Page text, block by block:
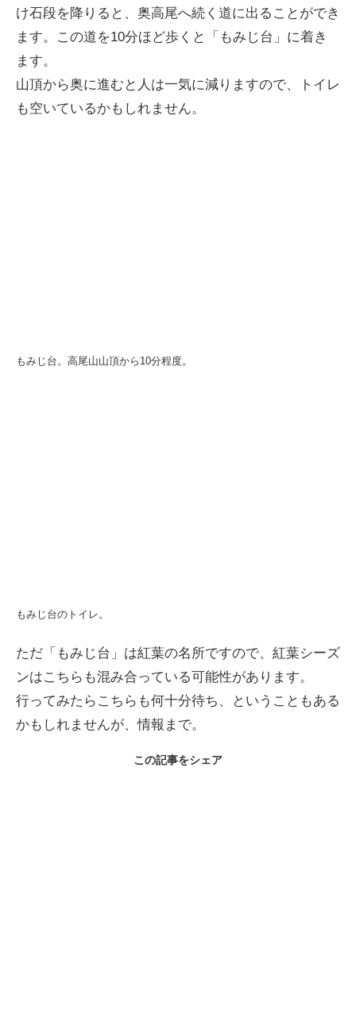
け石段を降りると、奥高尾へ続く道に出ることができ
ます。この道を10分ほど歩くと「もみじ台」に着き
ます。
山頂から奥に進むと人は一気に減りますので、トイレ
も空いているかもしれません。
もみじ台。高尾山山頂から10分程度。
もみじ台のトイレ。
ただ「もみじ台」は紅葉の名所ですので、紅葉シーズ
ンはこちらも混み合っている可能性があります。
行ってみたらこちらも何十分待ち、ということもある
かもしれませんが、情報まで。
この記事をシェア